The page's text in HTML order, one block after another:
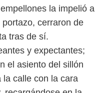
la impelió a
cerraron de
tras de sí.
y expectantes;
el asiento del sillón
la calle con la cara